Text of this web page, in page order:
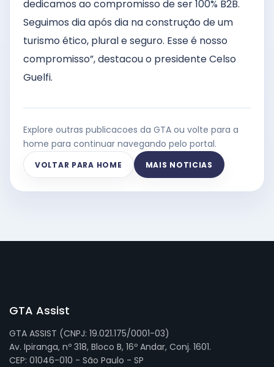
dedicamos ao compromisso de ser 100% B2B.
Seguimos dia após dia na construção de um
turismo ético, plural e seguro. Esse é nosso
compromisso”, destacou o presidente Celso
Guelfi.
Explore outras publicacoes da GTA ou volte para a
home para continuar navegando pelo portal.
VOLTAR PARA HOME MAIS NOTICIAS
GTA Assist
GTA ASSIST (CNPJ: 19.021.175/0001-03)
Av. Ipiranga, nº 318, Bloco B, 16º Andar, Conj. 1601.
CEP: 01046-010 - São Paulo - SP